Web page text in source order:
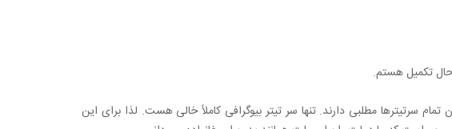
تکمیل هستم.
سرتیترها مطلبی دارند. تنها سر تیتر بیوگرافی کاملاً خالی هست. لذا برای این